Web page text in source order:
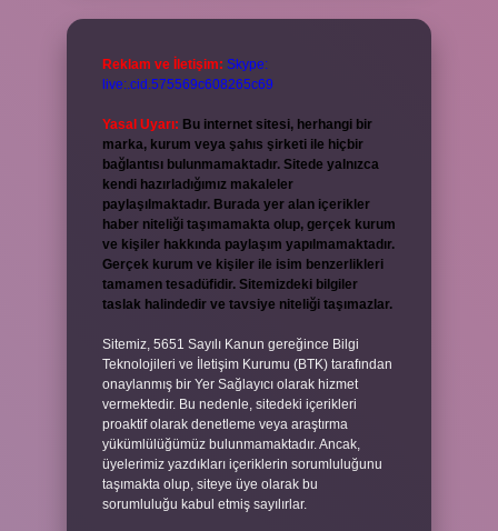
Reklam ve İletişim: Skype:
live:.cid.575569c608265c69
Yasal Uyarı: Bu internet sitesi, herhangi bir
marka, kurum veya şahıs şirketi ile hiçbir
bağlantısı bulunmamaktadır. Sitede yalnızca
kendi hazırladığımız makaleler
paylaşılmaktadır. Burada yer alan içerikler
haber niteliği taşımamakta olup, gerçek kurum
ve kişiler hakkında paylaşım yapılmamaktadır.
Gerçek kurum ve kişiler ile isim benzerlikleri
tamamen tesadüfidir. Sitemizdeki bilgiler
taslak halindedir ve tavsiye niteliği taşımazlar.
Sitemiz, 5651 Sayılı Kanun gereğince Bilgi
Teknolojileri ve İletişim Kurumu (BTK) tarafından
onaylanmış bir Yer Sağlayıcı olarak hizmet
vermektedir. Bu nedenle, sitedeki içerikleri
proaktif olarak denetleme veya araştırma
yükümlülüğümüz bulunmamaktadır. Ancak,
üyelerimiz yazdıkları içeriklerin sorumluluğunu
taşımakta olup, siteye üye olarak bu
sorumluluğu kabul etmiş sayılırlar.